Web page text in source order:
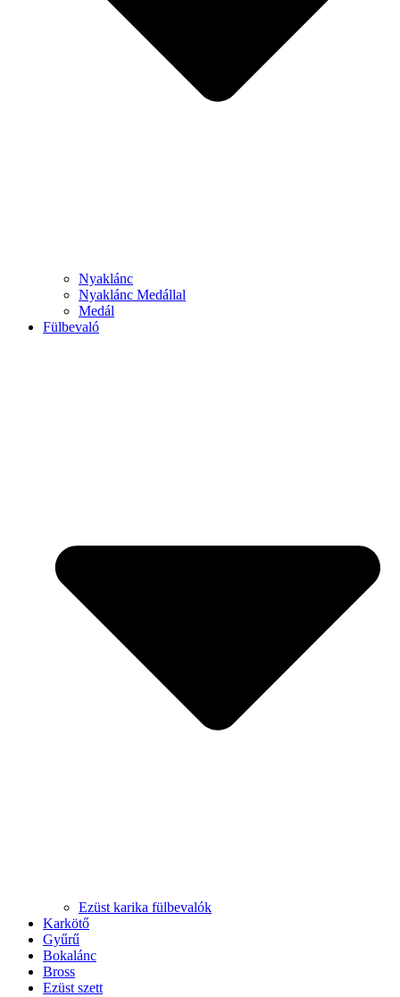
Nyaklánc
Nyaklánc Medállal
Medál
Fülbevaló
Ezüst karika fülbevalók
Karkötő
Gyűrű
Bokalánc
Bross
Ezüst szett